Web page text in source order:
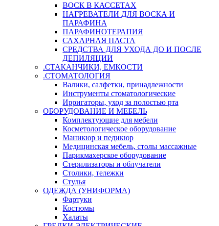
ВОСК В КАССЕТАХ
НАГРЕВАТЕЛИ ДЛЯ ВОСКА И
ПАРАФИНА
ПАРАФИНОТЕРАПИЯ
САХАРНАЯ ПАСТА
СРЕДСТВА ДЛЯ УХОДА ДО И ПОСЛЕ
ДЕПИЛЯЦИИ
.СТАКАНЧИКИ, ЕМКОСТИ
.СТОМАТОЛОГИЯ
Валики, салфетки, принадлежности
Инструменты стоматологические
Ирригаторы, уход за полостью рта
ОБОРУДОВАНИЕ И МЕБЕЛЬ
Комплектующие для мебели
Косметологическое оборудование
Маникюр и педикюр
Медицинская мебель, столы массажные
Парикмахерское оборудование
Стерилизаторы и облучатели
Столики, тележки
Стулья
ОДЕЖДА (УНИФОРМА)
Фартуки
Костюмы
Халаты